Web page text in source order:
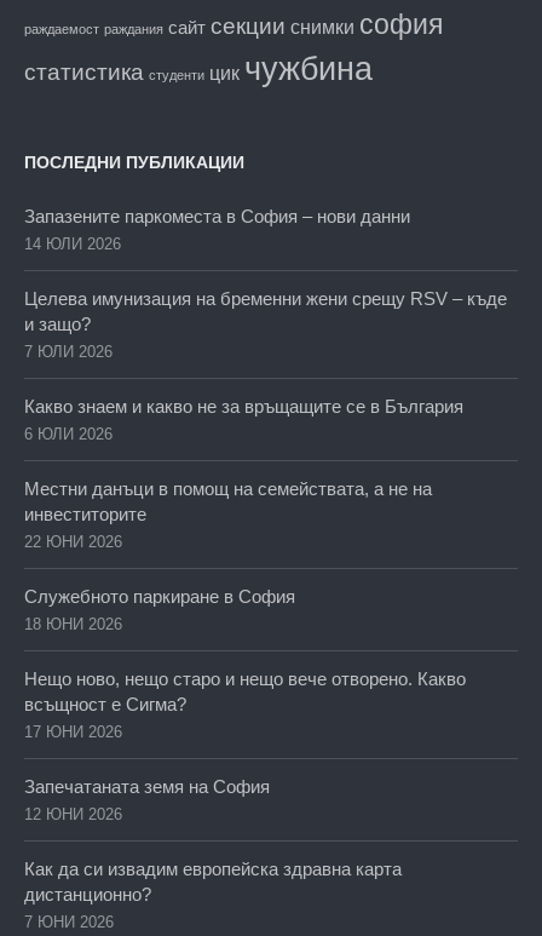
раждаемост раждания сайт секции снимки софия
статистика студенти цик чужбина
ПОСЛЕДНИ ПУБЛИКАЦИИ
Запазените паркоместа в София – нови данни
14 ЮЛИ 2026
Целева имунизация на бременни жени срещу RSV – къде
и защо?
7 ЮЛИ 2026
Какво знаем и какво не за връщащите се в България
6 ЮЛИ 2026
Местни данъци в помощ на семействата, а не на
инвеститорите
22 ЮНИ 2026
Служебното паркиране в София
18 ЮНИ 2026
Нещо ново, нещо старо и нещо вече отворено. Какво
всъщност е Сигма?
17 ЮНИ 2026
Запечатаната земя на София
12 ЮНИ 2026
Как да си извадим европейска здравна карта
дистанционно?
7 ЮНИ 2026